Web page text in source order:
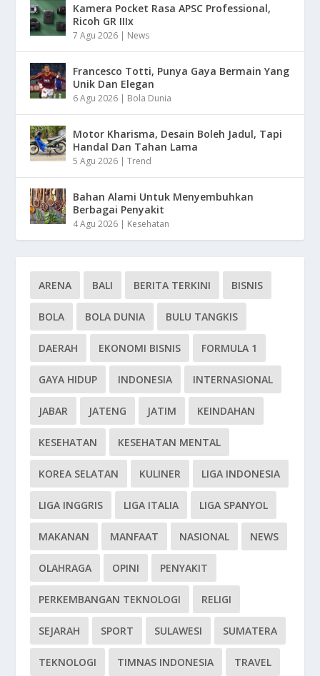
Kamera Pocket Rasa APSC Professional,
Ricoh GR IIIx
7 Agu 2026 | News
Francesco Totti, Punya Gaya Bermain Yang
Unik Dan Elegan
6 Agu 2026 | Bola Dunia
Motor Kharisma, Desain Boleh Jadul, Tapi
Handal Dan Tahan Lama
5 Agu 2026 |Trend
Bahan Alami Untuk Menyembuhkan
Berbagai Penyakit
4 Agu 2026 | Kesehatan
ARENA BALI BERITA TERKINI BISNIS
BOLA BOLA DUNIA BULU TANGKIS
DAERAH EKONOMI BISNIS FORMULA 1
GAYA HIDUP INDONESIA INTERNASIONAL
JABAR JATENG JATIM KEINDAHAN
KESEHATAN KESEHATAN MENTAL
KOREA SELATAN KULINER LIGA INDONESIA
LIGA INGGRIS LIGA ITALIA LIGA SPANYOL
MAKANAN MANFAAT NASIONAL NEWS
OLAHRAGA OPINI PENYAKIT
PERKEMBANGAN TEKNOLOGI RELIGI
SEJARAH SPORT SULAWESI SUMATERA
TEKNOLOGI TIMNAS INDONESIA TRAVEL